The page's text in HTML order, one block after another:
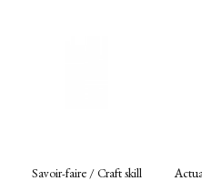
Savoir-faire / Craft skill